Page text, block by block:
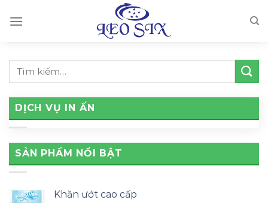
DỊCH VỤ IN ẤN
SẢN PHẨM NỔI BẬT
Khăn ướt cao cấp